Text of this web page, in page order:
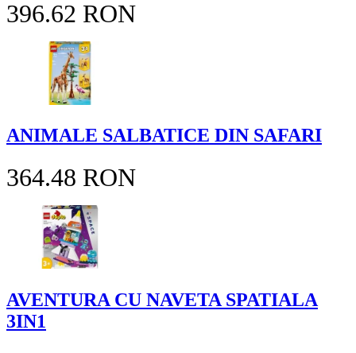
396.62 RON
ANIMALE SALBATICE DIN SAFARI
364.48 RON
AVENTURA CU NAVETA SPATIALA
3IN1